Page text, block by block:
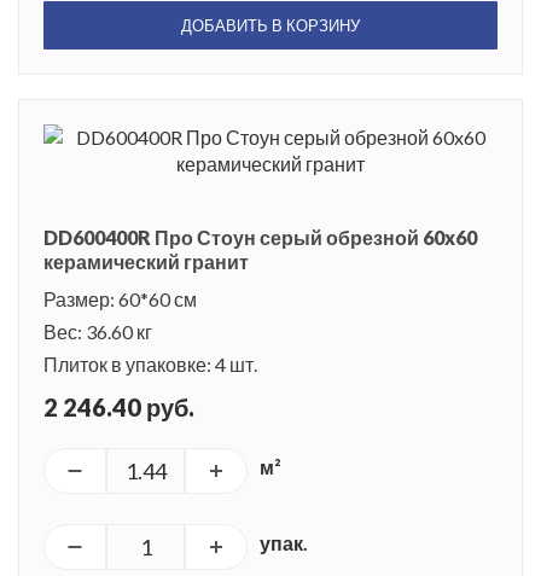
ДОБАВИТЬ В КОРЗИНУ
DD600400R Про Стоун серый обрезной 60x60
керамический гранит
Размер: 60*60 см
Вес: 36.60 кг
Плиток в упаковке: 4 шт.
2 246.40 руб.
м²
упак.